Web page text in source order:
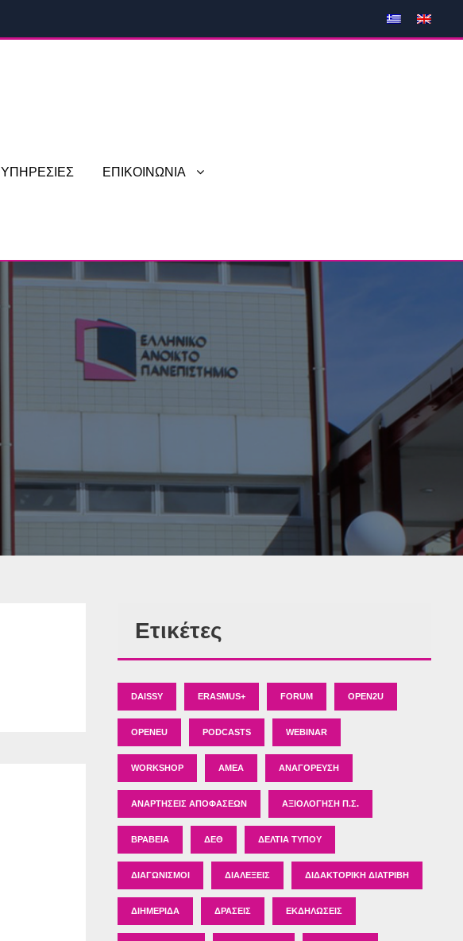
ΥΠΗΡΕΣΙΕΣ ΕΠΙΚΟΙΝΩΝΙΑ
Ετικέτες
DAISSY ERASMUS+ FORUM OPEN2U
OPENEU PODCASTS WEBINAR
WORKSHOP ΑΜΕΑ ΑΝΑΓΌΡΕΥΣΗ
ΑΝΑΡΤΉΣΕΙΣ ΑΠΟΦΆΣΕΩΝ ΑΞΙΟΛΌΓΗΣΗ Π.Σ.
ΒΡΑΒΕΊΑ ΔΕΘ ΔΕΛΤΊΑ ΤΎΠΟΥ
ΔΙΑΓΩΝΙΣΜΟΊ ΔΙΑΛΈΞΕΙΣ ΔΙΔΑΚΤΟΡΙΚΉ ΔΙΑΤΡΙΒΉ
ΔΙΗΜΕΡΊΔΑ ΔΡΆΣΕΙΣ ΕΚΔΗΛΏΣΕΙΣ